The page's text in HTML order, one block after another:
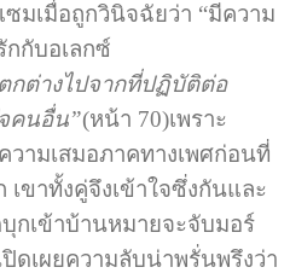
มเมื่อถูกวินิจฉัยว่า “มีความ
กกับอเลกซ์
กต่างไปจากที่ปฏิบัติต่อ
คนอื่น”(หน้า 70)เพราะ
วามเสมอภาคทางเพศก่อนที่
เขาทั้งคู่จึงเข้าใจซึ่งกันและ
กเข้าบ้านหมายจะจับมอร์
ดเผยความลับน่าพรั่นพรึงว่า